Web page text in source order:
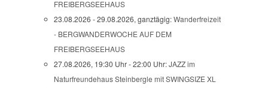
FREIBERGSEEHAUS
23.08.2026 - 29.08.2026, ganztägig:Wanderfreizeit
- BERGWANDERWOCHE AUF DEM
FREIBERGSEEHAUS
27.08.2026, 19:30 Uhr - 22:00 Uhr:JAZZ im
Naturfreundehaus Steinbergle mit SWINGSIZE XL